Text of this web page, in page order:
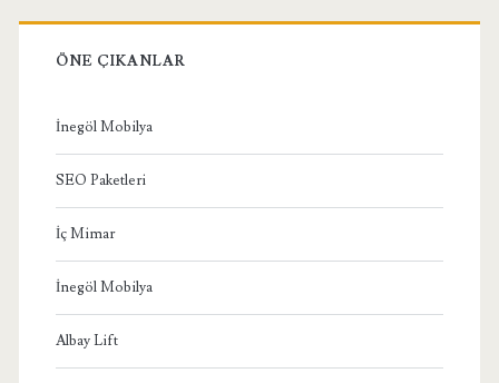
ÖNE ÇIKANLAR
İnegöl Mobilya
SEO Paketleri
İç Mimar
İnegöl Mobilya
Albay Lift